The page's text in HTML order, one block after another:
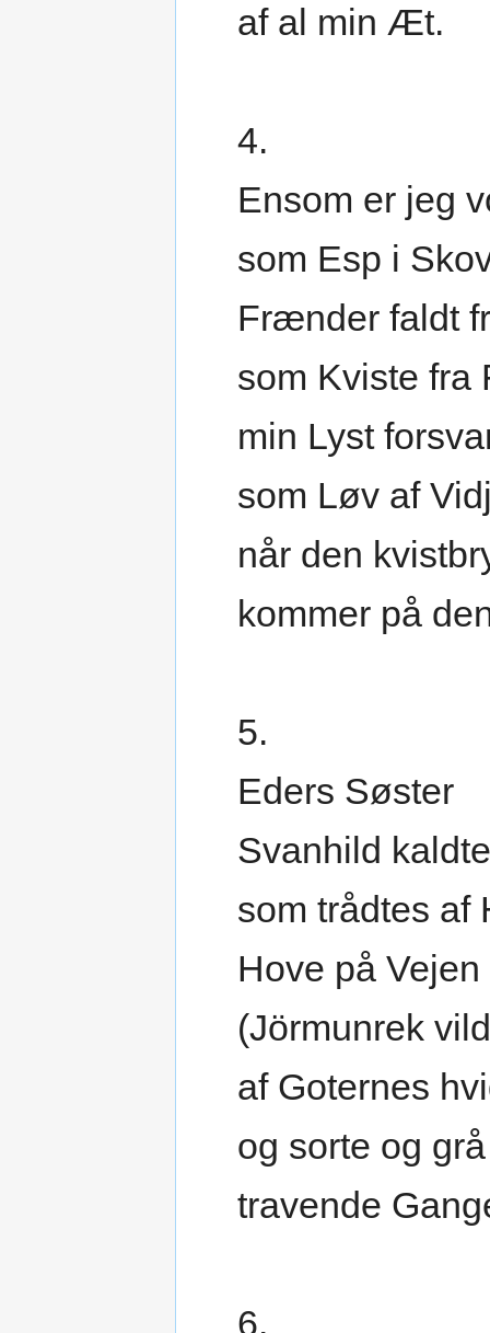
af al min Æt.
4.
Ensom er jeg
som Esp i
Frænder faldt
som Kviste fra
min Lyst
som Løv af
når den
kommer på
5.
Eders Søster
Svanhild
som trådtes af
Hove på Vejen
(Jörmunrek
af Goternes
og sorte og grå
travende
6.